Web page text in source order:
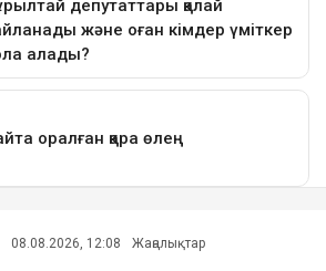
08.08.2026, 12:08 Жаңалықтар